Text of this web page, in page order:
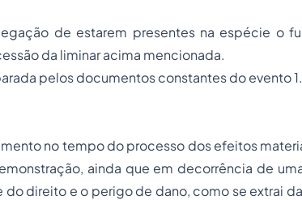
de estarem presentes na espécie o
da liminar acima mencionada.
pelos documentos constantes do evento 1.
no tempo do processo dos efeitos
ainda que em decorrência de
do direito e o perigo de dano, como se extrai